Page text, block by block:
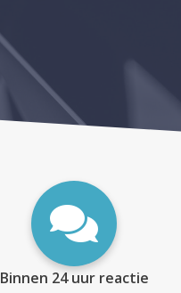
Binnen 24 uur reactie